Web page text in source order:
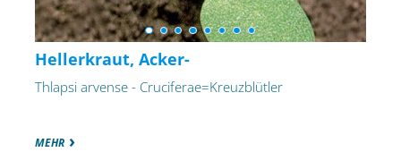
Hellerkraut, Acker-
Thlapsi arvense - Cruciferae=Kreuzblütler
MEHR